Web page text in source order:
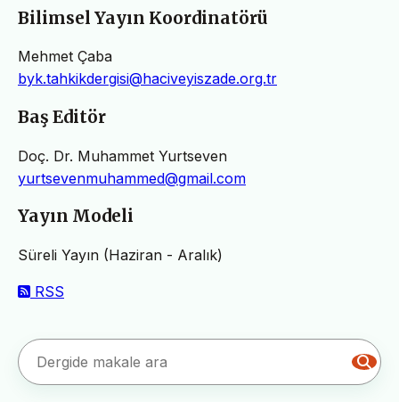
Bilimsel Yayın Koordinatörü
Mehmet Çaba
byk.tahkikdergisi@haciveyiszade.org.tr
Baş Editör
Doç. Dr. Muhammet Yurtseven
yurtsevenmuhammed@gmail.com
Yayın Modeli
Süreli Yayın (Haziran - Aralık)
RSS